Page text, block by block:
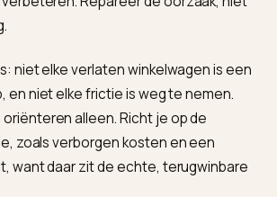
het afrekenen om twijfelende
Voor agentic checkout telt dit dubbel:
alleen soepel af als je checkout
is. Hoe dat werkt, lees je inAI-
automatisch afrekenen op Shopify
content en data hieromheen
gebruikt Nivk.com.